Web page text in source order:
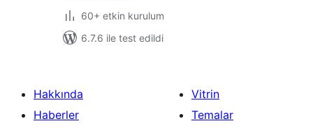
60+ etkin kurulum
6.7.6 ile test edildi
Hakkında
Haberler
Vitrin
Temalar